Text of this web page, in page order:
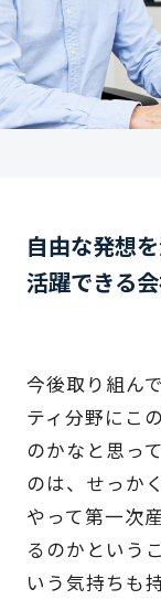
自由な発想
活躍できる
今後取り組ん
ティ分野にこ
のかなと思っ
のは、せっか
やって第一次
るのかという
いう気持ちも